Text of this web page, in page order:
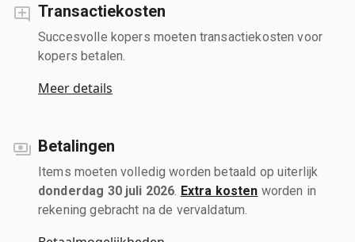
Transactiekosten
Succesvolle kopers moeten transactiekosten voor
kopers betalen.
Meer details
Betalingen
Items moeten volledig worden betaald op uiterlijk
donderdag 30 juli 2026 Extra kosten worden in
rekening gebracht na de vervaldatum.